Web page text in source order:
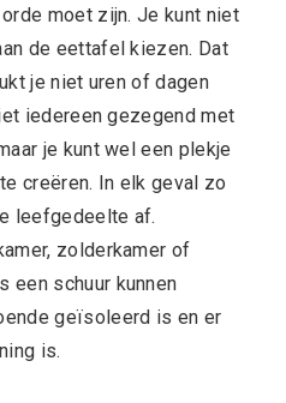
moet zijn. Je kunt niet
de eettafel kiezen. Dat
je niet uren of dagen
iedereen gezegend met
je kunt wel een plekje
creëren. In elk geval zo
leefgedeelte af.
zolderkamer of
een schuur kunnen
geïsoleerd is en er
is.